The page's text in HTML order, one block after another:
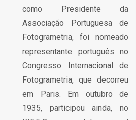
como Presidente da
Associação Portuguesa de
Fotogrametria, foi nomeado
representante português no
Congresso Internacional de
Fotogrametria, que decorreu
em Paris. Em outubro de
1935, participou ainda, no